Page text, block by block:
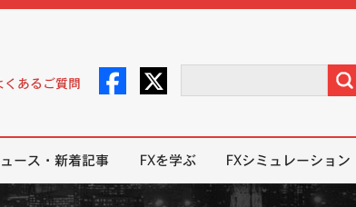
くあるご質問
ース・新着記事 FXを学ぶ FXシミュレーション